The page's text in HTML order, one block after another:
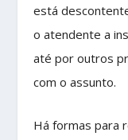
está
o atendente a
até por outros
com o assunto.
Há formas para